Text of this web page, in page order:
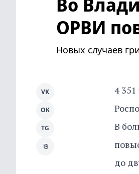
ОРВИ
Новых случаев
4
В
до
VK
OK
TG
⎘